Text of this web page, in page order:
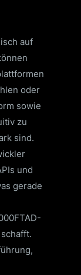
auf
oder
sowie
zu
sind.
und
gerade